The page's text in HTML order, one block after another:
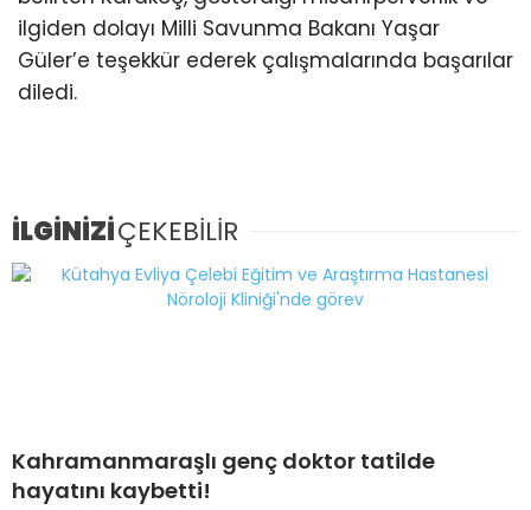
ilgiden dolayı Milli Savunma Bakanı Yaşar
Güler’e teşekkür ederek çalışmalarında başarılar
diledi.
İLGİNİZİÇEKEBİLİR
Kahramanmaraşlı genç doktor tatilde
hayatını kaybetti!